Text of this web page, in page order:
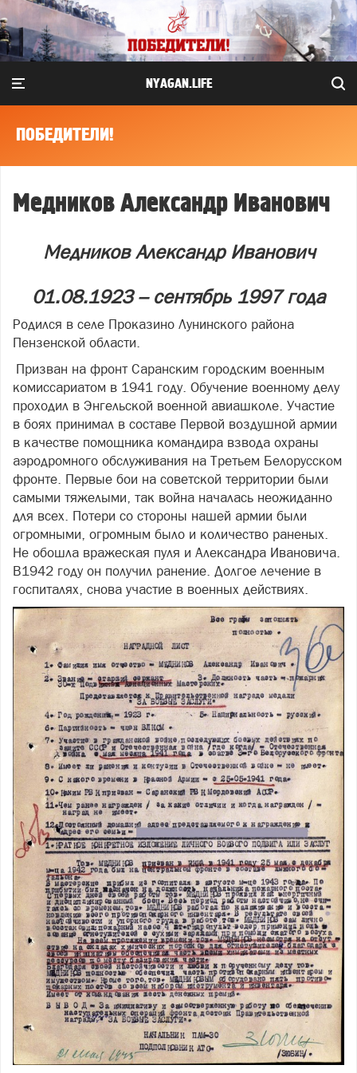
NYAGAN.LIFE
ПОБЕДИТЕЛИ!
Медников Александр Иванович
Медников Александр Иванович
01.08.1923 – сентябрь 1997 года
Родился в селе Проказино Лунинского района
Пензенской области.
Призван на фронт Саранским городским военным
комиссариатом в 1941 году. Обучение военному делу
проходил в Энгельской военной авиашколе. Участие
в боях принимал в составе Первой воздушной армии
в качестве помощника командира взвода охраны
аэродромного обслуживания на Третьем Белорусском
фронте. Первые бои на советской территории были
самыми тяжелыми, так война началась неожиданно
для всех. Потери со стороны нашей армии были
огромными, огромным было и количество раненых.
Не обошла вражеская пуля и Александра Ивановича.
В1942 году он получил ранение. Долгое лечение в
госпиталях, снова участие в военных действиях.